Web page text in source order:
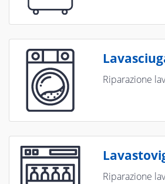
Riparazione
Riparazione